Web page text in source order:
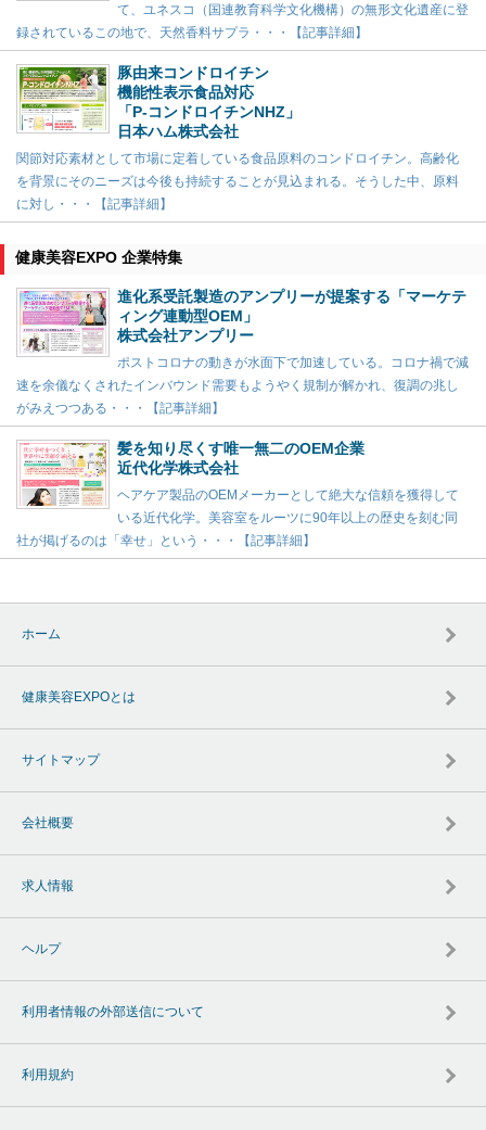
て、ユネスコ（国連教育科学文化機構）の無形文化遺産に登
録されているこの地で、天然香料サプラ・・・【記事詳細】
豚由来コンドロイチン
機能性表示食品対応
「P-コンドロイチンNHZ」
日本ハム株式会社
関節対応素材として市場に定着している食品原料のコンドロイチン。高齢化
を背景にそのニーズは今後も持続することが見込まれる。そうした中、原料
に対し・・・【記事詳細】
健康美容EXPO 企業特集
進化系受託製造のアンプリーが提案する「マーケテ
ィング連動型OEM」
株式会社アンプリー
ポストコロナの動きが水面下で加速している。コロナ禍で減
速を余儀なくされたインバウンド需要もようやく規制が解かれ、復調の兆し
がみえつつある・・・【記事詳細】
髪を知り尽くす唯一無二のOEM企業
近代化学株式会社
ヘアケア製品のOEMメーカーとして絶大な信頼を獲得して
いる近代化学。美容室をルーツに90年以上の歴史を刻む同
社が掲げるのは「幸せ」という・・・【記事詳細】
ホーム
健康美容EXPOとは
サイトマップ
会社概要
求人情報
ヘルプ
利用者情報の外部送信について
利用規約